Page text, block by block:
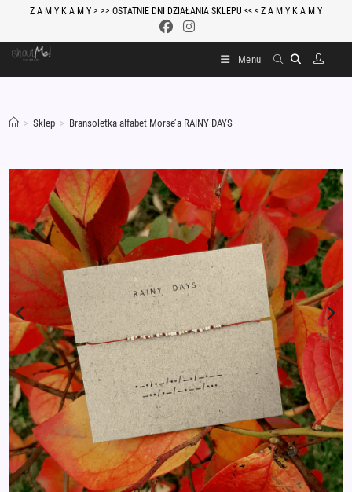
content
Z A M Y K A M Y > >> OSTATNIE DNI DZIAŁANIA SKLEPU << < Z A M Y K A M Y
Menu
> Sklep > Bransoletka alfabet Morse’a RAINY DAYS